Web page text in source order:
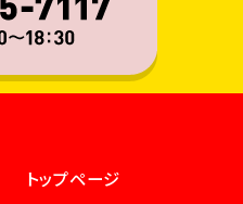
トップページ